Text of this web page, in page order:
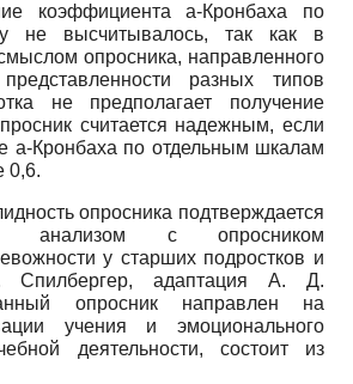
коэффициента а-Кронбаха по
не высчитывалось, так как в
опросника, направленного
разных типов
не предполагает получение
считается надежным, если
а-Кронбаха по отдельным шкалам
0,6.
опросника подтверждается
анализом с опросником
у старших подростков и
адаптация А. Д.
опросник направлен на
учения и эмоционального
деятельности, состоит из